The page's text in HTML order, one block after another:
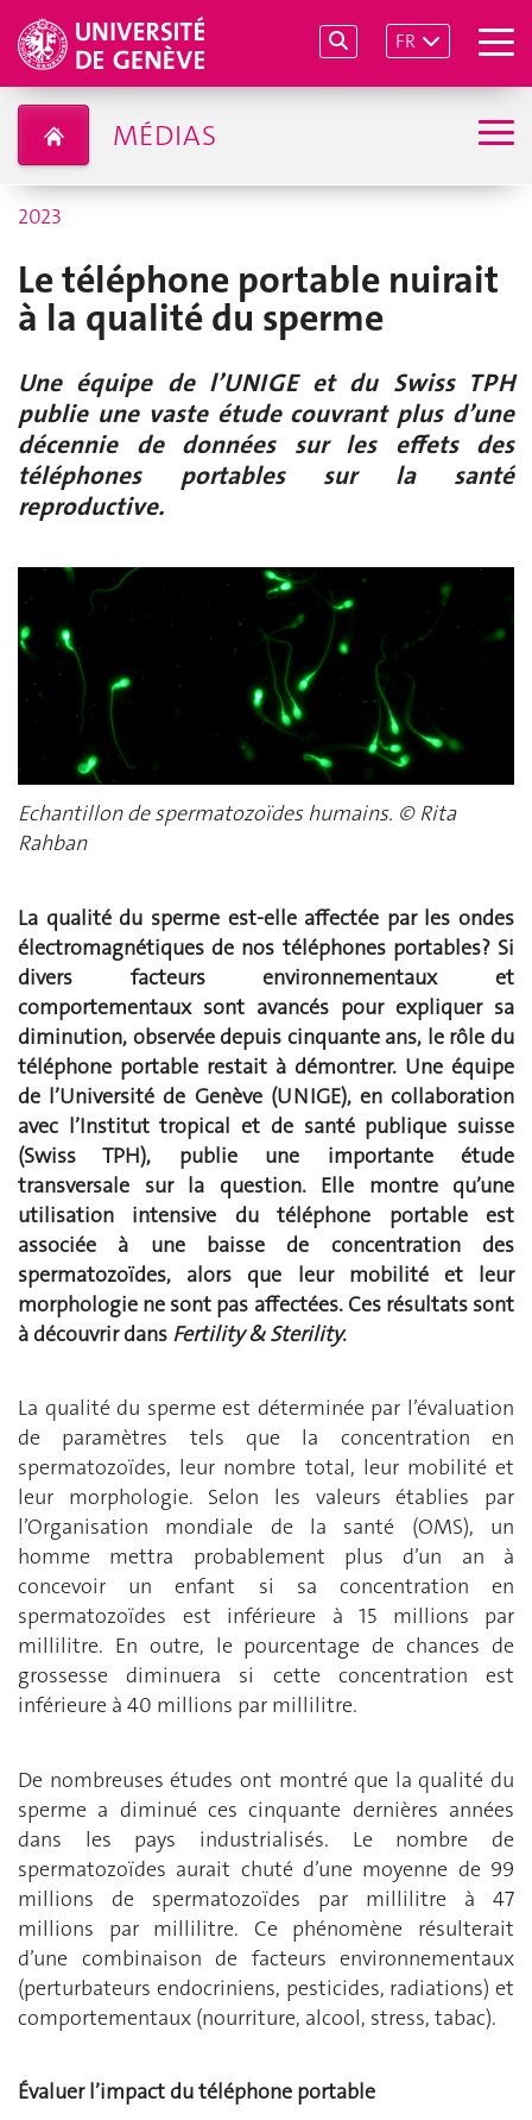
FR
MÉDIAS
2023
Le téléphone portable nuirait
à la qualité du sperme
Une équipe de l’UNIGE et du Swiss TPH
publie une vaste étude couvrant plus d’une
décennie de données sur les effets des
téléphones portables sur la santé
reproductive.
Echantillon de spermatozoïdes humains. © Rita
Rahban
La qualité du sperme est-elle affectée par les ondes
électromagnétiques de nos téléphones portables? Si
divers facteurs environnementaux et
comportementaux sont avancés pour expliquer sa
diminution, observée depuis cinquante ans, le rôle du
téléphone portable restait à démontrer. Une équipe
de l’Université de Genève (UNIGE), en collaboration
avec l’Institut tropical et de santé publique suisse
(Swiss TPH), publie une importante étude
transversale sur la question. Elle montre qu’une
utilisation intensive du téléphone portable est
associée à une baisse de concentration des
spermatozoïdes, alors que leur mobilité et leur
morphologie ne sont pas affectées. Ces résultats sont
à découvrir dans Fertility & Sterility.
La qualité du sperme est déterminée par l’évaluation
de paramètres tels que la concentration en
spermatozoïdes, leur nombre total, leur mobilité et
leur morphologie. Selon les valeurs établies par
l’Organisation mondiale de la santé (OMS), un
homme mettra probablement plus d’un an à
concevoir un enfant si sa concentration en
spermatozoïdes est inférieure à 15 millions par
millilitre. En outre, le pourcentage de chances de
grossesse diminuera si cette concentration est
inférieure à 40 millions par millilitre.
De nombreuses études ont montré que la qualité du
sperme a diminué ces cinquante dernières années
dans les pays industrialisés. Le nombre de
spermatozoïdes aurait chuté d’une moyenne de 99
millions de spermatozoïdes par millilitre à 47
millions par millilitre. Ce phénomène résulterait
d’une combinaison de facteurs environnementaux
(perturbateurs endocriniens, pesticides, radiations) et
comportementaux (nourriture, alcool, stress, tabac).
Évaluer l’impact du téléphone portable